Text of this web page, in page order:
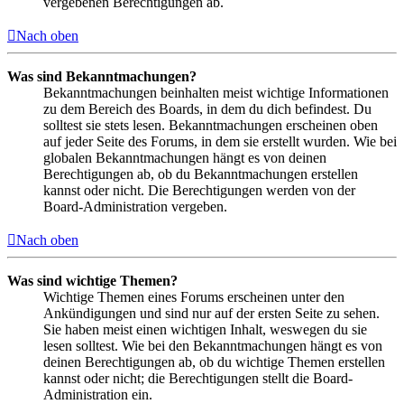
Nach oben
Was sind Bekanntmachungen?
Bekanntmachungen beinhalten meist wichtige Informationen
zu dem Bereich des Boards, in dem du dich befindest. Du
solltest sie stets lesen. Bekanntmachungen erscheinen oben
auf jeder Seite des Forums, in dem sie erstellt wurden. Wie bei
globalen Bekanntmachungen hängt es von deinen
Berechtigungen ab, ob du Bekanntmachungen erstellen
kannst oder nicht. Die Berechtigungen werden von der
Board-Administration vergeben.
Nach oben
Was sind wichtige Themen?
Wichtige Themen eines Forums erscheinen unter den
Ankündigungen und sind nur auf der ersten Seite zu sehen.
Sie haben meist einen wichtigen Inhalt, weswegen du sie
lesen solltest. Wie bei den Bekanntmachungen hängt es von
deinen Berechtigungen ab, ob du wichtige Themen erstellen
kannst oder nicht; die Berechtigungen stellt die Board-
Administration ein.